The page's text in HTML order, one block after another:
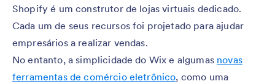
Shopify é um construtor de lojas virtuais dedicado.
Cada um de seus recursos foi projetado para ajudar
empresários a realizar vendas.
No entanto, a simplicidade do Wix e algumas novas
ferramentas de comércio eletrônico, como uma